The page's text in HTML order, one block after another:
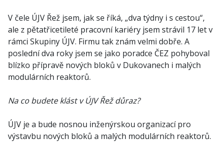
V čele ÚJV Řež jsem, jak se říká, „dva týdny i s cestou“,
ale z pětatřicetileté pracovní kariéry jsem strávil 17 let v
rámci Skupiny ÚJV. Firmu tak znám velmi dobře. A
poslední dva roky jsem se jako poradce ČEZ pohyboval
blízko přípravě nových bloků v Dukovanech i malých
modulárních reaktorů.
Na co budete klást v ÚJV Řež důraz?
ÚJV je a bude nosnou inženýrskou organizací pro
výstavbu nových bloků a malých modulárních reaktorů.